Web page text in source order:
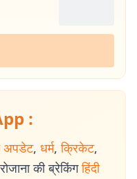
:
अपडेट, धर्म, क्रिकेट,
की ब्रेकिंग हिंदी